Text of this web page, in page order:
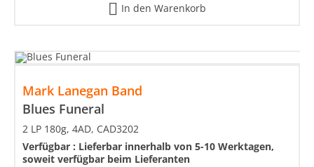
In den Warenkorb
Mark Lanegan Band
Blues Funeral
2 LP 180g, 4AD, CAD3202
Verfügbar : Lieferbar innerhalb von 5-10 Werktagen,
soweit verfügbar beim Lieferanten